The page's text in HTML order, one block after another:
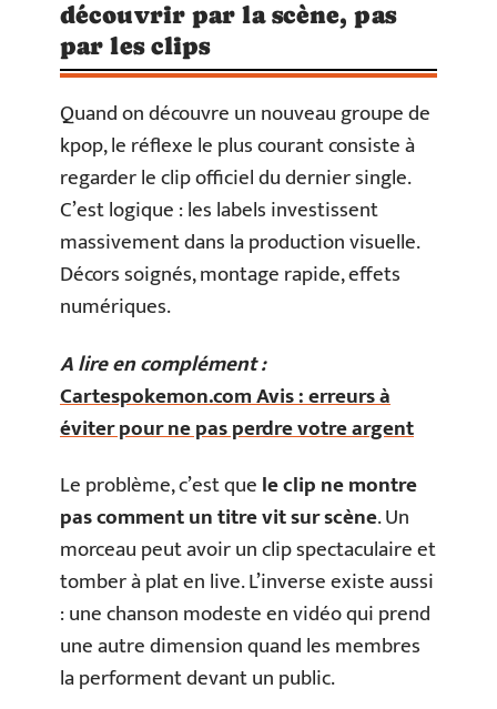
découvrir par la scène, pas
par les clips
Quand on découvre un nouveau groupe de
kpop, le réflexe le plus courant consiste à
regarder le clip officiel du dernier single.
C’est logique : les labels investissent
massivement dans la production visuelle.
Décors soignés, montage rapide, effets
numériques.
A lire en complément :
Cartespokemon.com Avis : erreurs à
éviter pour ne pas perdre votre argent
Le problème, c’est quele clip ne montre
pas comment un titre vit sur scène. Un
morceau peut avoir un clip spectaculaire et
tomber à plat en live. L’inverse existe aussi
: une chanson modeste en vidéo qui prend
une autre dimension quand les membres
la performent devant un public.